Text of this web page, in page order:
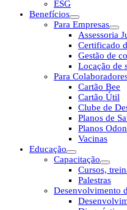
ESG
Benefícios
Para Empresas
Assessoria
Certificado
Gestão de
Locação de
Para
Cartão Bee
Cartão Útil
Clube de
Planos de
Planos
Vacinas
Educação
Capacitação
Cursos,
Palestras
Desenvolvimento